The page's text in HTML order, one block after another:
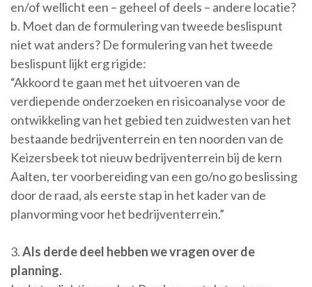
en/of wellicht een – geheel of deels – andere locatie?
b. Moet dan de formulering van tweede beslispunt
niet wat anders? De formulering van het tweede
beslispunt lijkt erg rigide:
“Akkoord te gaan met het uitvoeren van de
verdiepende onderzoeken en risicoanalyse voor de
ontwikkeling van het gebied ten zuidwesten van het
bestaande bedrijventerrein en ten noorden van de
Keizersbeek tot nieuw bedrijventerrein bij de kern
Aalten, ter voorbereiding van een go/no go beslissing
door de raad, als eerste stap in het kader van de
planvorming voor het bedrijventerrein.”
3.Als derde deel hebben we vragen over de
planning.